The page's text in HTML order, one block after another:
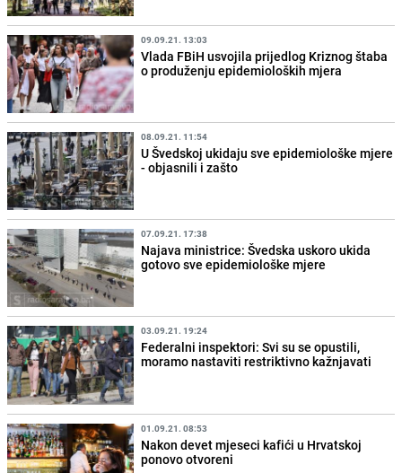
09.09.21. 13:03
Vlada FBiH usvojila prijedlog Kriznog štaba
o produženju epidemioloških mjera
08.09.21. 11:54
U Švedskoj ukidaju sve epidemiološke mjere
- objasnili i zašto
07.09.21. 17:38
Najava ministrice: Švedska uskoro ukida
gotovo sve epidemiološke mjere
03.09.21. 19:24
Federalni inspektori: Svi su se opustili,
moramo nastaviti restriktivno kažnjavati
01.09.21. 08:53
Nakon devet mjeseci kafići u Hrvatskoj
ponovo otvoreni